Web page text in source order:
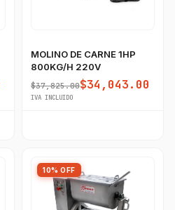
MOLINO DE CARNE 1HP
800KG/H 220V
$37,825.00$34,043.00
IVA INCLUIDO
10% OFF